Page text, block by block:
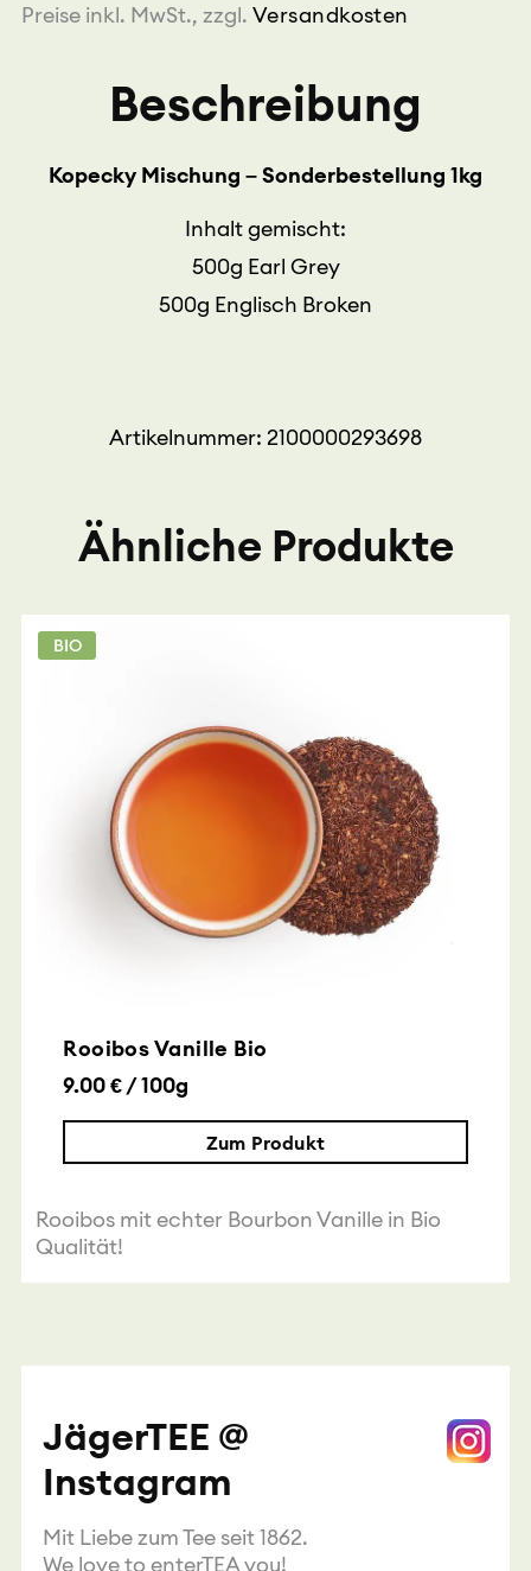
Preise inkl. MwSt., zzgl. Versandkosten
Beschreibung
Kopecky Mischung – Sonderbestellung 1kg
Inhalt gemischt:
500g Earl Grey
500g Englisch Broken
Artikelnummer: 2100000293698
Ähnliche Produkte
BIO
Rooibos Vanille Bio
9.00 € / 100g
Zum Produkt
Rooibos mit echter Bourbon Vanille in Bio
Qualität!
JägerTEE @
Instagram
Mit Liebe zum Tee seit 1862.
We love to enterTEA you!